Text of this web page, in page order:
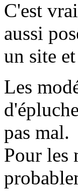
C'est
aussi
un site
Les
pas mal.
Pour les